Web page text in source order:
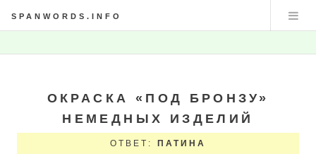
SPANWORDS.INFO
ОКРАСКА «ПОД БРОНЗУ»
НЕМЕДНЫХ ИЗДЕЛИЙ
ОТВЕТ: ПАТИНА